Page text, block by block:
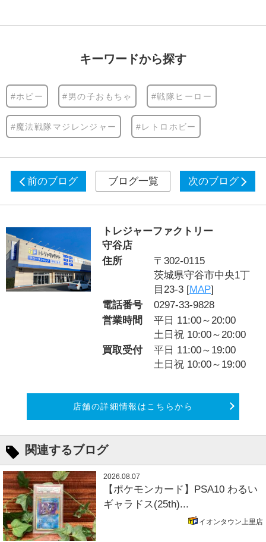
キーワードから探す
#ホビー #男の子おもちゃ #戦隊ヒーロー
#魔法戦隊マジレンジャー #レトロホビー
前のブログ ブログ一覧 次のブログ
トレジャーファクトリー
守谷店
住所
〒302-0115
茨城県守谷市中央1丁
目23-3 [MAP]
電話番号
0297-33-9828
営業時間
平日 11:00～20:00
土日祝 10:00～20:00
買取受付
平日 11:00～19:00
土日祝 10:00～19:00
店舗の詳細情報はこちらから
関連するブログ
2026.08.07
【ポケモンカード】PSA10 わるい
ギャラドス(25th)...
イオンタウン上里店